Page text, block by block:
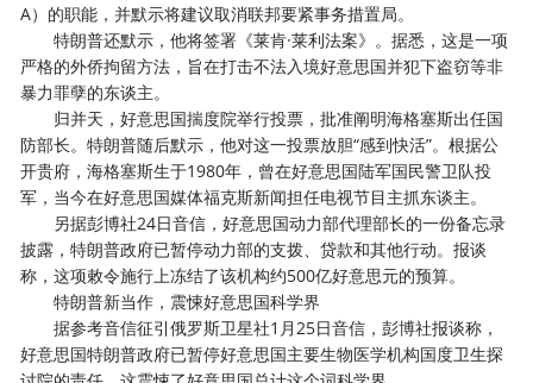
A）的职能，并默示将建议取消联邦要紧事务措置局。
特朗普还默示，他将签署《莱肯·莱利法案》。据悉，这是一项
严格的外侨拘留方法，旨在打击不法入境好意思国并犯下盗窃等非
暴力罪孽的东谈主。
归并天，好意思国揣度院举行投票，批准阐明海格塞斯出任国
防部长。特朗普随后默示，他对这一投票放胆“感到快活”。根据公
开贵府，海格塞斯生于1980年，曾在好意思国陆军国民警卫队投
军，当今在好意思国媒体福克斯新闻担任电视节目主抓东谈主。
另据彭博社24日音信，好意思国动力部代理部长的一份备忘录
披露，特朗普政府已暂停动力部的支拨、贷款和其他行动。报谈
称，这项敕令施行上冻结了该机构约500亿好意思元的预算。
特朗普新当作，震悚好意思国科学界
据参考音信征引俄罗斯卫星社1月25日音信，彭博社报谈称，
好意思国特朗普政府已暂停好意思国主要生物医学机构国度卫生探